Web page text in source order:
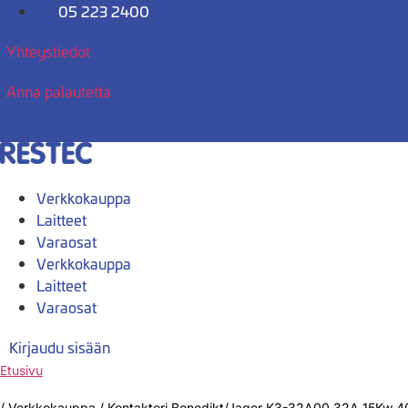
Mene
05 223 2400
Yhteystiedot
Anna palautetta
Verkkokauppa
Laitteet
Varaosat
Verkkokauppa
Laitteet
Varaosat
Kirjaudu sisään
Etusivu